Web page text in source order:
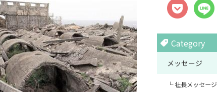
Category
メッセージ
社長メッセージ